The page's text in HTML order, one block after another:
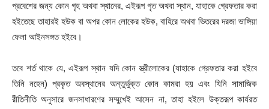
প্রবেশের জন্য কোন গৃহ অথবা স্থানের, এইরূপ গৃত অথবা স্থান, যাহাকে গ্রেফতার করা
হইতেছে তাহারই হউক বা অপর কোন লোকের হউক, বাহিরে অথবা ভিতরের দরজা ভাঙ্গিয়া
ফেলা আইনসঙ্গত হইবে।
তবে শর্ত থাকে যে, এইরূপ স্থান যদি কোন স্ত্রীলোকের (যাহাকে গ্রেফতার করা হইবে
তিনি নহেন) প্রকৃত অবস্থানের অন্তুর্ভুক্ত কোন কামরা হয় এবং যিনি সামাজিক
রীতিনীতি অনুসারে জনসাধারণের সম্মুখেই আসেন না, তাহা হইলে উক্তরূপ কার্যরত